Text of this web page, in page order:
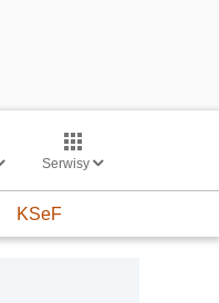
Serwisy
KSeF